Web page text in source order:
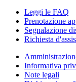
Leggi le FAQ
Prenotazione
Segnalazione
Richiesta
Informativa
Note legali